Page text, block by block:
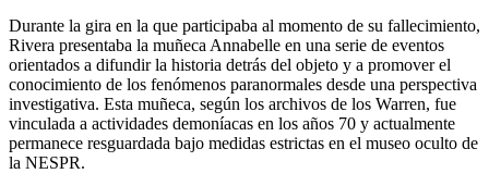
Durante la gira en la que participaba al momento de su fallecimiento,
Rivera presentaba la muñeca Annabelle en una serie de eventos
orientados a difundir la historia detrás del objeto y a promover el
conocimiento de los fenómenos paranormales desde una perspectiva
investigativa. Esta muñeca, según los archivos de los Warren, fue
vinculada a actividades demoníacas en los años 70 y actualmente
permanece resguardada bajo medidas estrictas en el museo oculto de
la NESPR.